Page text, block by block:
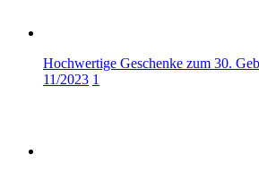
Hochwertige Geschenke zum 30.
11/2023 1